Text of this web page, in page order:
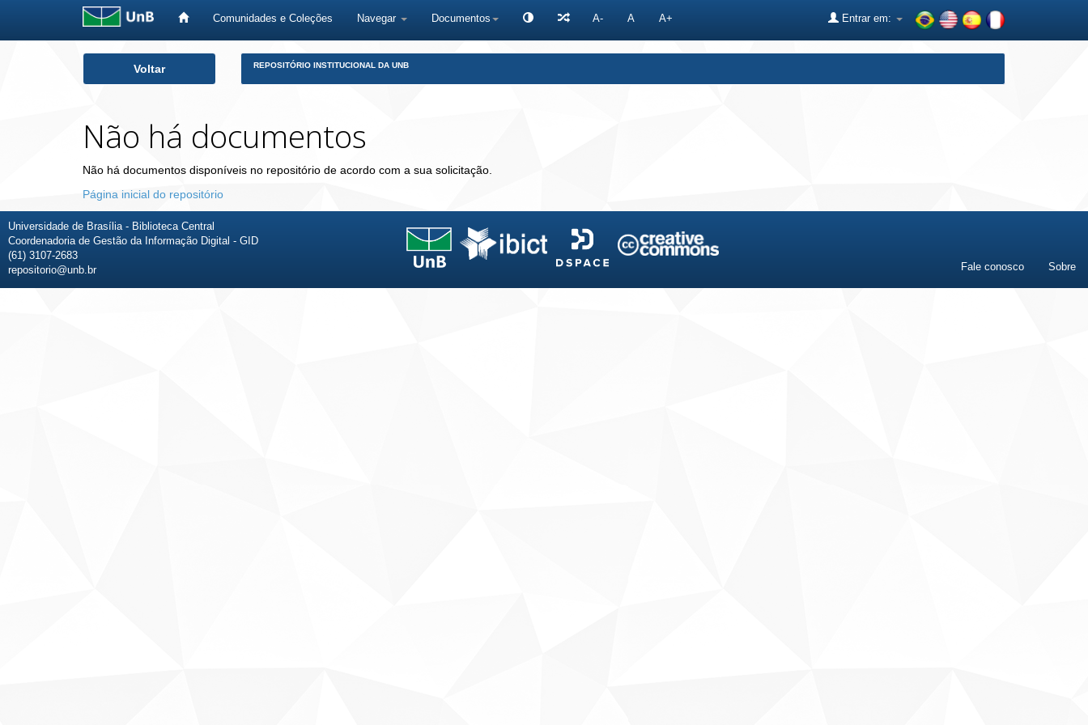
Comunidades e Coleções Navegar Documentos A- A A+ Entrar em:
Voltar REPOSITÓRIO INSTITUCIONAL DA UNB
Não há documentos
Não há documentos disponíveis no repositório de acordo com a sua solicitação.
Página inicial do repositório
Universidade de Brasília - Biblioteca Central
Coordenadoria de Gestão da Informação Digital - GID
(61) 3107-2683
repositorio@unb.br
Fale conosco Sobre